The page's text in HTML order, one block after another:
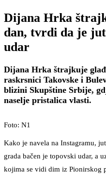
Dijana Hrka
dan, tvrdi da je
udar
Dijana Hrka štrajkuje
raskrsnici Takovske i
blizini Skupštine Srbije,
naselje pristalica vlasti.
Foto: N1
Kako je navela na Instagramu,
grada bačen je topovski udar, a
kojima se vidi dim iz Pionirskog